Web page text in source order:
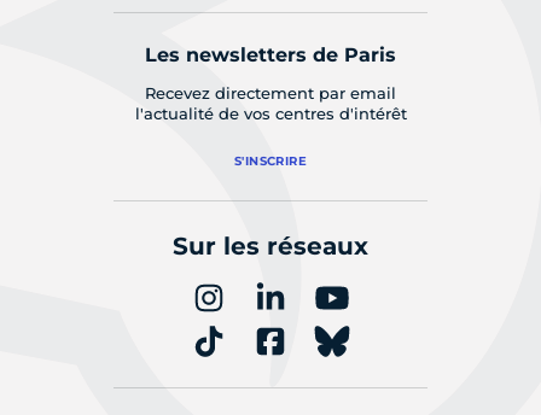
Les newsletters de Paris
Recevez directement par email
l'actualité de vos centres d'intérêt
S'INSCRIRE
Sur les réseaux